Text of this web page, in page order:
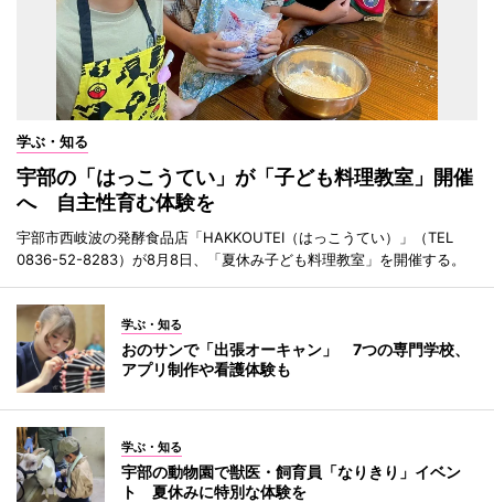
学ぶ・知る
宇部の「はっこうてい」が「子ども料理教室」開催
へ 自主性育む体験を
宇部市西岐波の発酵食品店「HAKKOUTEI（はっこうてい）」（TEL
0836-52-8283）が8月8日、「夏休み子ども料理教室」を開催する。
学ぶ・知る
おのサンで「出張オーキャン」 7つの専門学校、
アプリ制作や看護体験も
学ぶ・知る
宇部の動物園で獣医・飼育員「なりきり」イベン
ト 夏休みに特別な体験を